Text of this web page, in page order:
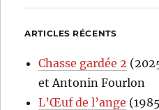
ARTICLES RÉCENTS
Chasse gardée 2
et Antonin Fourlon
L’Œuf de l’ange